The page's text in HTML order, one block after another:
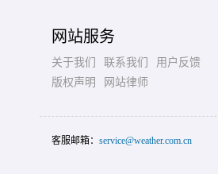
网站服务
关于我们 联系我们
用户反馈
版权声明
网站律师
客服邮箱： service@weather.com.cn